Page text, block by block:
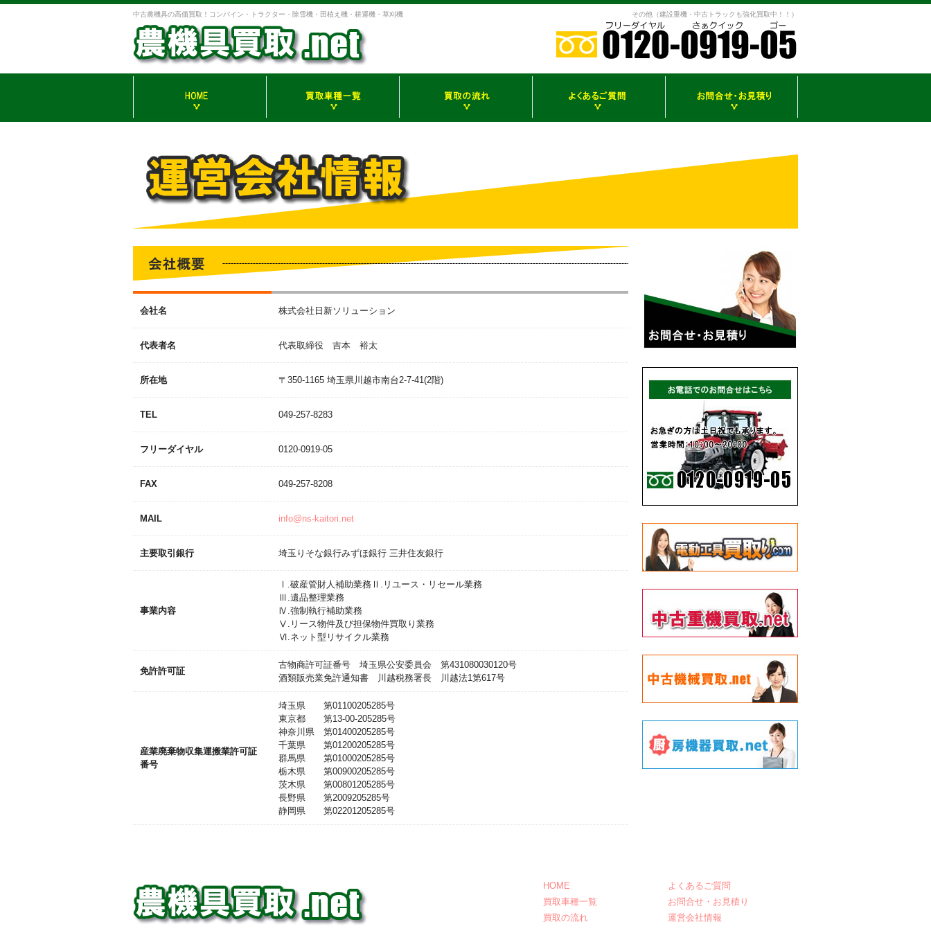
中古農機具の高価買取！コンバイン・トラクター・除雪機・田植え機・耕運機・草刈機 その他（建設重機・中古トラックも強化買取中！！）
会社名 株式会社日新ソリューション
代表者名 代表取締役 吉本 裕太
所在地 〒350-1165 埼玉県川越市南台2-7-41(2階)
TEL 049-257-8283
フリーダイヤル 0120-0919-05
FAX 049-257-8208
MAIL info@ns-kaitori.net
主要取引銀行 埼玉りそな銀行みずほ銀行 三井住友銀行
事業内容
Ⅰ.破産管財人補助業務Ⅱ.リユース・リセール業務
Ⅲ.遺品整理業務
Ⅳ.強制執行補助業務
Ⅴ.リース物件及び担保物件買取り業務
Ⅵ.ネット型リサイクル業務
免許許可証
古物商許可証番号 埼玉県公安委員会 第431080030120号
酒類販売業免許通知書 川越税務署長 川越法1第617号
産業廃棄物収集運搬業許可証
番号
埼玉県 第01100205285号
東京都 第13-00-205285号
神奈川県 第01400205285号
千葉県 第01200205285号
群馬県 第01000205285号
栃木県 第00900205285号
茨木県 第00801205285号
長野県 第2009205285号
静岡県 第02201205285号
HOME
買取車種一覧
買取の流れ
よくあるご質問
お問合せ・お見積り
運営会社情報